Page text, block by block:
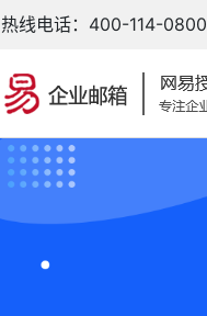
热线电话：400-114-0800